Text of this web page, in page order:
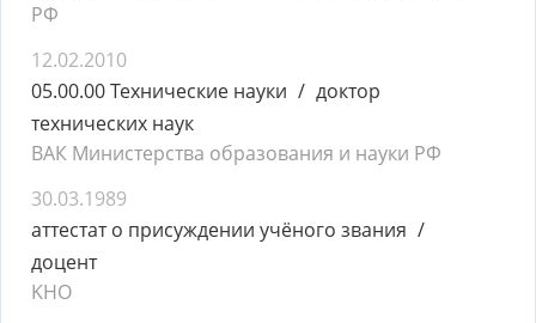
РФ
12.02.2010
05.00.00 Технические науки
доктор
технических наук
ВАК Министерства образования и науки РФ
30.03.1989
аттестат о присуждении учёного звания
доцент
KHO